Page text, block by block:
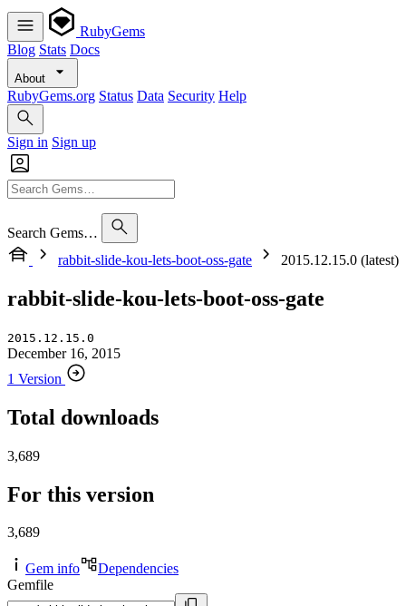
RubyGems
Blog Stats Docs
About
RubyGems.org Status Data Security Help
Sign in Sign up
Search Gems…
rabbit-slide-kou-lets-boot-oss-gate
2015.12.15.0 (latest)
rabbit-slide-kou-lets-boot-oss-gate
2015.12.15.0
December 16, 2015
1 Version
Total downloads
3,689
For this version
3,689
Gem info
Dependencies
Gemfile